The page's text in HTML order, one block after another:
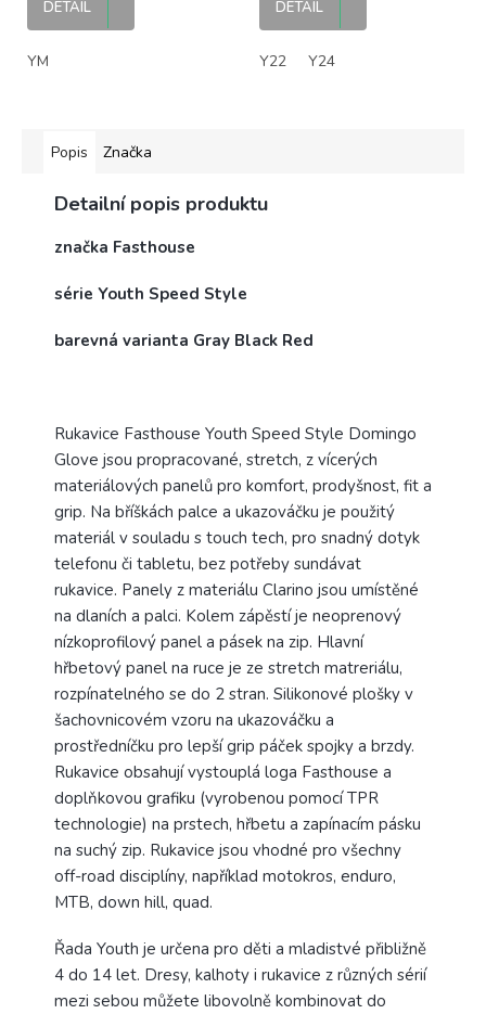
DETAIL
YM
DETAIL
Y22 Y24
Popis Značka
Detailní popis produktu
značka Fasthouse
série Youth Speed Style
barevná varianta Gray Black Red
Rukavice Fasthouse Youth Speed Style Domingo
Glove jsou propracované, stretch, z vícerých
materiálových panelů pro komfort, prodyšnost, fit a
grip. Na bříškách palce a ukazováčku je použitý
materiál v souladu s touch tech, pro snadný dotyk
telefonu či tabletu, bez potřeby sundávat
rukavice. Panely z materiálu Clarino jsou umístěné
na dlaních a palci. Kolem zápěstí je neoprenový
nízkoprofilový panel a pásek na zip. Hlavní
hřbetový panel na ruce je ze stretch matreriálu,
rozpínatelného se do 2 stran. Silikonové plošky v
šachovnicovém vzoru na ukazováčku a
prostředníčku pro lepší grip páček spojky a brzdy.
Rukavice obsahují vystouplá loga Fasthouse a
doplňkovou grafiku (vyrobenou pomocí TPR
technologie) na prstech, hřbetu a zapínacím pásku
na suchý zip. Rukavice jsou vhodné pro všechny
off-road disciplíny, například motokros, enduro,
MTB, down hill, quad.
Řada Youth je určena pro děti a mladistvé přibližně
4 do 14 let. Dresy, kalhoty i rukavice z různých sérií
mezi sebou můžete libovolně kombinovat do